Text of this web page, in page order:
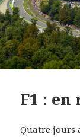
F1 : en
Quatre jours